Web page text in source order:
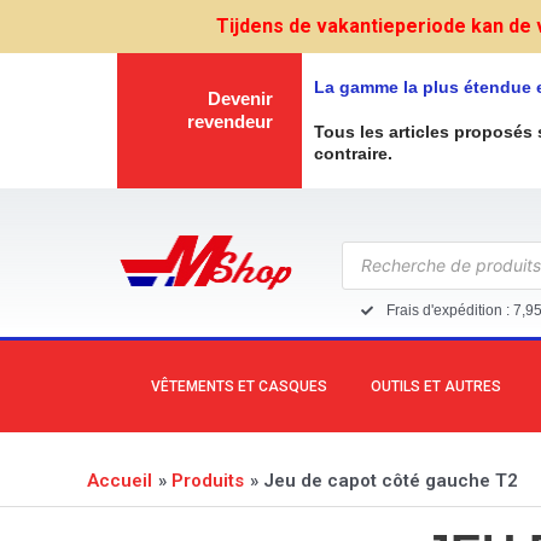
Tijdens de vakantieperiode kan
Devenir
revendeur
La gamme la plus étendue
Tous les articles
contraire.
Recherche
de
produits
Frais d'expédition :
VÊTEMENTS ET CASQUES OUTILS ET AUTRES
Accueil Produits Jeu de capot côté gauche T2